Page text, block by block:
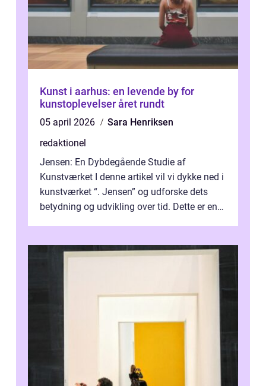
Kunst i aarhus: en levende by for
kunstoplevelser året rundt
05 april 2026
Sara Henriksen
redaktionel
Jensen: En Dybdegående Studie af
Kunstværket I denne artikel vil vi dykke ned i
kunstværket “. Jensen” og udforske dets
betydning og udvikling over tid. Dette er en